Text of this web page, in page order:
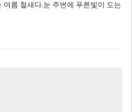
름 철새다.눈 주변에 푸른빛이 도는